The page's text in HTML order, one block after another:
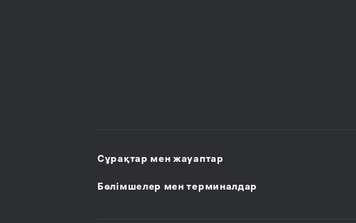
Сұрақтар мен жауаптар
Бөлімшелер мен терминалдар